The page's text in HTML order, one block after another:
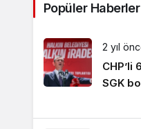
Popüler Haberler
2 yıl
SGK